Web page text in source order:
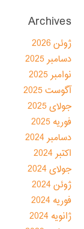
Archives
ژوئن 2026
دسامبر 2025
نوامبر 2025
آگوست 2025
جولای 2025
فوریه 2025
دسامبر 2024
اکتبر 2024
جولای 2024
ژوئن 2024
فوریه 2024
ژانویه 2024